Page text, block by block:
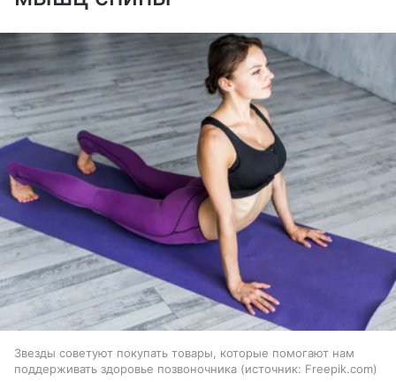
Звезды советуют покупать товары, которые помогают нам
поддерживать здоровье позвоночника
источник: Freepik.com